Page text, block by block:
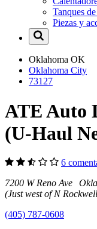
Tanques
Piezas y
Oklahoma OK
Oklahoma City
73127
ATE Auto
(U-Haul
6
7200 W Reno Ave
(Just west of N
(405) 787-0608